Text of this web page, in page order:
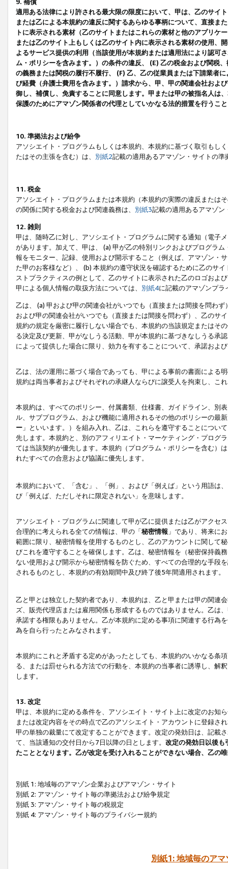
9. 補償
適用ある法律により許される最大限の限度において、甲は、乙のサイ
または乙による本規約の違反に関するあらゆる事柄について、直接ま
トに表示される素材（乙のサイトまたはこれらの素材と他のアプリ
または乙のサイト上もしくは乙のサイト内に表示される素材の使用、
よるサービス提供の利用（当該使用が本規約または適用法により認可
ム・ポリシーを含みます。）の条件の違反、 (E) 乙の税金および関税
の義務または関税の履行不履行、 (F) 乙、乙の従業員または下請業者
び経費（弁護士費用を含みます。）請求から、甲、甲の関連会社およ
御し、補償し、免責することに同意します。甲または甲の被指名人は
保護のためにアマゾン関係者の代理としていかなる法的措置を行うこ
10. 準拠法および紛争
アソシエイト・プログラムもしくは本規約、本規約に基づく取引もし
たはその主張を含む）は、 別紙2記載の適用あるアマゾン・サイトの
11. 税金
アソシエイト・プログラムまたは本規約（本規約の実際の違反または
の関係に関する税金および関連義務は、 別紙3記載の適用あるアマゾン
12. 雑則
甲は、随時乙に対し、アソシエイト・プログラムに関する通知（電子
があります。加えて、甲は、 (a) 甲が乙の特別リンクおよびプログラ
報をモニター、記録、使用および開示すること（例えば、アマゾン・
た甲のお客様など）、 (b) 本規約の遵守状況を確認するために乙のサ
ストプラクティスの例として、乙のサイトに表示された乙のロゴおよ
甲による個人情報の取扱方法については、 別紙4に記載のアマゾンプ
乙は、 (a) 甲および甲の関連会社がいつでも（直接または間接を問わ
および甲の関連会社がいつでも（直接または間接を問わず）、乙のサ
規約の規定を厳密に履行しない場合でも、本規約の当該規定またはそ
る決定及び更新、甲がなしうる活動、甲が本規約に基づきなしうる承
によって提供した場合に限り、効力を有することについて、承諾およ
乙は、法の運用に基づく場合であっても、甲による事前の書面による
規約は両当事者およびそれぞれの承継人ならびに譲受人を拘束し、こ
本規約は、すべてのポリシー、付属書類、仕様書、ガイドライン、別
ル、サブプログラム、および機能に適用されるその他のポリシーの最
ー 」といいます。）を組み入れ、乙は、これらを遵守することにつ
先します。本規約と、別のアフィリエイト・マーケティング・プログ
ては当該契約が優先します。本規約（プログラム・ポリシーを含む）
れたすべての合意および協議に優先します。
本規約において、「含む」、「例」、および「例えば」という用語は
び「例えば、ただしそれに限定されない」を意味します。
アソシエイト・プログラムに関連して甲が乙に提供または乙がアクセ
合理的に考えられる全ての情報は、甲の「秘密情報 」であり、将来に
範囲に限り、秘密情報を使用するものとし、乙のアカウントに関して
びこれを遵守することを確保します。乙は、秘密情報を（秘密保持義
ない使用および開示から秘密情報を防ぐため、すべての合理的な手段
されるものとし、本規約の有効期間中及び終了後5年間適用されます。
乙と甲とは独立した契約者であり、本規約は、乙と甲または甲の関連
ズ、販売代理店または雇用関係も形成するものではありません。乙は
承諾する権限もありません。乙が本規約に定める事項に関連する行為
為を自ら行ったとみなされます。
本規約にこれと矛盾する定めがあったとしても、本規約のいかなる条
る、または罰せられる方法での行動を、本規約の当事者に誘導し、解
します。
13. 改定
甲は、本規約に定める条件を、アソシエイト・サイト上に改定のお知
または改定内容をその時点で乙のアソシエイト・アカウントに登録さ
甲の単独の裁量にて改定することができます。改定の発効日は、記載
て、当該通知の交付日から7日以降の日とします。 改定の発効日以後も
たこととなります。乙が改定を受け入れることができない場合、乙の
別紙 1: 地域毎のアマゾン企業およびアマゾン・サイト
別紙 2: アマゾン・サイト毎の準拠法および紛争規定
別紙 3: アマゾン・サイト毎の税規定
別紙 4: アマゾン・サイト毎のプライバシー規約
別紙1: 地域毎のア